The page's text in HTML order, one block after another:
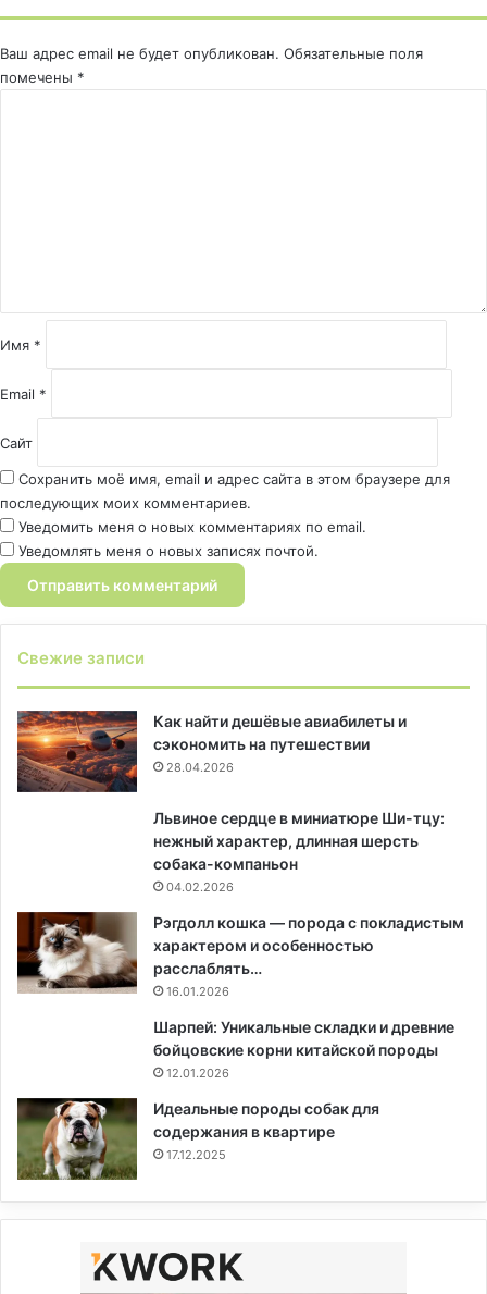
Ваш адрес email не будет опубликован. Обязательные поля
помечены *
и
й
Имя *
Email *
Сайт
Сохранить моё имя, email и адрес сайта в этом браузере для
последующих моих комментариев.
Уведомить меня о новых комментариях по email.
Уведомлять меня о новых записях почтой.
Свежие записи
Как найти дешёвые авиабилеты и
сэкономить на путешествии
28.04.2026
Львиное сердце в миниатюре Ши-тцу:
нежный характер, длинная шерсть
собака-компаньон
04.02.2026
Рэгдолл кошка — порода с покладистым
характером и особенностью
расслаблять…
16.01.2026
Шарпей: Уникальные складки и древние
бойцовские корни китайской породы
12.01.2026
Идеальные породы собак для
содержания в квартире
17.12.2025